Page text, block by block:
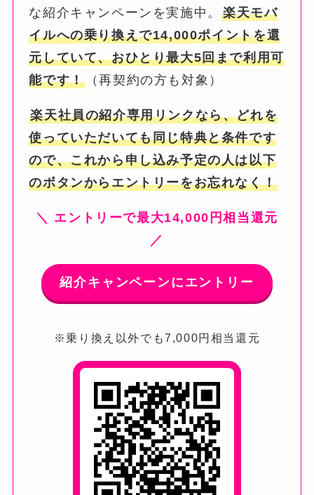
な紹介キャンペーンを実施中。 楽天モバ
イルへの乗り換えで14,000ポイントを還
元していて、おひとり最大5回まで利用可
能です！（再契約の方も対象）
楽天社員の紹介専用リンクなら、どれを
使っていただいても同じ特典と条件です
ので、これから申し込み予定の人は以下
のボタンからエントリーをお忘れなく！
＼ エントリーで最大14,000円相当還元
／
紹介キャンペーンにエントリー
※乗り換え以外でも7,000円相当還元